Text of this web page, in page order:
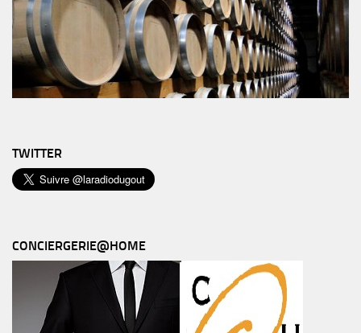
TWITTER
CONCIERGERIE@HOME